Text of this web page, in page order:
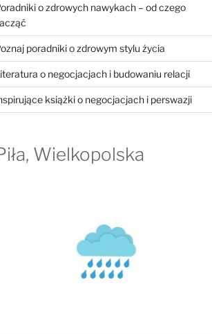
o zdrowych nawykach – od czego
poradniki o zdrowym stylu życia
o negocjacjach i budowaniu relacji
książki o negocjacjach i perswazji
Wielkopolska